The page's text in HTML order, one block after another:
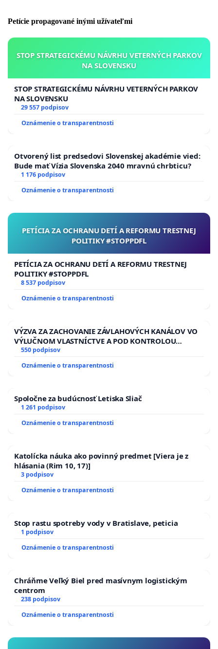
Petície propagované inými užívateľmi
STOP STRATEGICKÉMU NÁVRHU VETERNÝCH PARKOV
NA SLOVENSKU
STOP STRATEGICKÉMU NÁVRHU VETERNÝCH PARKOV
NA SLOVENSKU
29 557 podpisov
Oznámenie o transparentnosti
Otvorený list predsedovi Slovenskej akadémie vied:
Bude mať Vízia Slovenska 2040 mravnú chrbticu?
1 176 podpisov
Oznámenie o transparentnosti
PETÍCIA ZA OCHRANU DETÍ A REFORMU TRESTNEJ
POLITIKY #STOPPDFL
PETÍCIA ZA OCHRANU DETÍ A REFORMU TRESTNEJ
POLITIKY #STOPPDFL
8 537 podpisov
Oznámenie o transparentnosti
VÝZVA ZA ZACHOVANIE ZÁVLAHOVÝCH KANÁLOV VO
VÝLUČNOM VLASTNÍCTVE A POD KONTROLOU
SLOVENSKEJ REPUBLIKY & žiadosť na riešenie
zanedbaného stavu závlahových a odvodňovacích
kanálov na Slovensku
550 podpisov
Oznámenie o transparentnosti
Spoločne za budúcnosť Letiska Sliač
1 261 podpisov
Oznámenie o transparentnosti
Katolícka náuka ako povinný predmet [Viera je z
hlásania (Rim 10, 17)]
3 podpisov
Oznámenie o transparentnosti
Stop rastu spotreby vody v Bratislave, peticia
1 podpisov
Oznámenie o transparentnosti
Chráňme Veľký Biel pred masívnym logistickým
centrom
238 podpisov
Oznámenie o transparentnosti